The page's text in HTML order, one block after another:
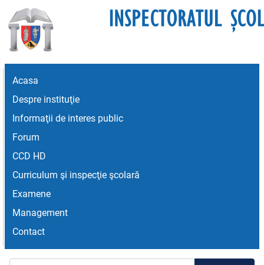
Acasa
Despre instituţie
Informaţii de interes public
Forum
CCD HD
Curriculum şi inspecţie şcolară
Examene
Management
Contact